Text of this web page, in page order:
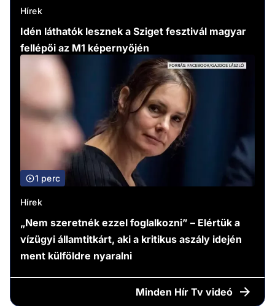
Hírek
Idén láthatók lesznek a Sziget fesztivál magyar
fellépői az M1 képernyőjén
1 perc
Hírek
„Nem szeretnék ezzel foglalkozni” – Elértük a
vízügyi államtitkárt, aki a kritikus aszály idején
ment külföldre nyaralni
Minden Hír Tv videó